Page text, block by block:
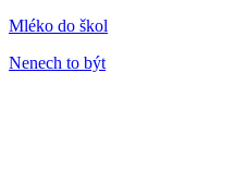
Mléko do škol
Nenech to být